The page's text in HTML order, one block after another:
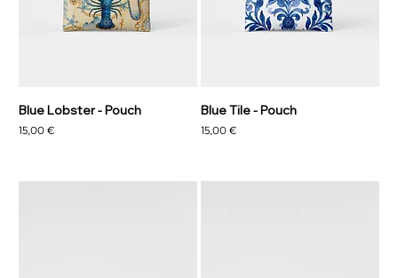
Blue Lobster - Pouch
Precio
15,00 €
Blue Tile - Pouch
Precio
15,00 €